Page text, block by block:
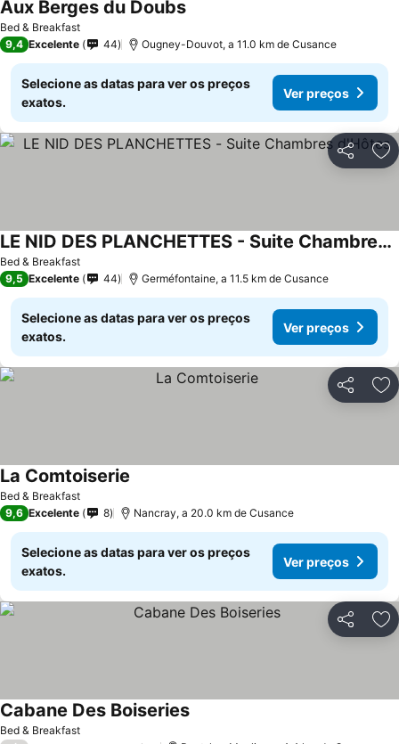
Bed & Breakfast
Aux Berges du DoubsVer preços
9,4 Excelente 44 Ougney-Douvot, a 11.0 km de Cusance
Selecione as datas para ver os preços
exatos.
Ver preços
Partilhar
Bed & Breakfast
LE NID DES PLANCHETTES - Suite Chambres d'Hôtes
Ver preços
9,5 Excelente 44 Germéfontaine, a 11.5 km de Cusance
Selecione as datas para ver os preços
exatos.
Ver preços
Partilhar
Bed & Breakfast
La Comtoiserie
9,6 Excelente 8 Nancray, a 20.0 km de Cusance
Selecione as datas para ver os preços
exatos.
Ver preços
Partilhar
Bed & Breakfast
Cabane Des BoiseriesVer preços